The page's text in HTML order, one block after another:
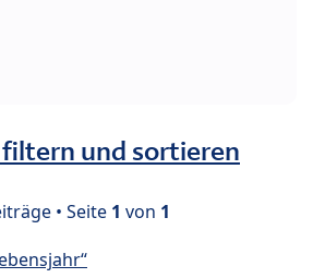
und sortieren
• Seite 1 von 1